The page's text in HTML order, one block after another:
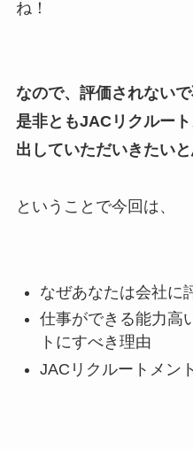
ね！
なので、評価されない
是非ともJACリクルー
出していただいきたいと
ということで今回は、
なぜあなたは会社に
仕事ができる能力高
トにすべき理由
JACリクルートメン